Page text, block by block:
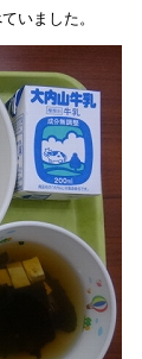
いました。
載しました
載しました
いました。